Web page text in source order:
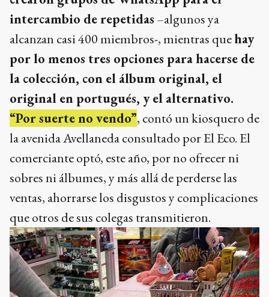
intercambio de repetidas –algunos ya
alcanzan casi 400 miembros-, mientras quehay
por lo menos tres opciones para hacerse de
la colección, con el álbum original, el
original en portugués, y el alternativo.
“Por suerte no vendo”, contó un kiosquero de
la avenida Avellaneda consultado por El Eco. El
comerciante optó, este año, por no ofrecer ni
sobres ni álbumes, y más allá de perderse las
ventas, ahorrarse los disgustos y complicaciones
que otros de sus colegas transmitieron.